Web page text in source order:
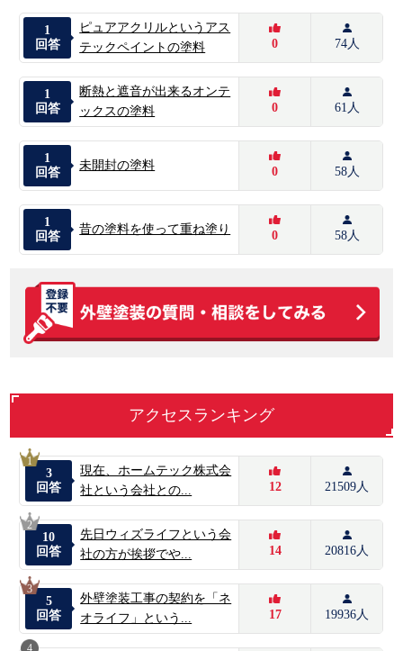
1
回答
ピュアアクリルというアス
テックペイントの塗料
0 74人
1
回答
断熱と遮音が出来るオンテ
ックスの塗料
0 61人
1
回答
未開封の塗料 0 58人
1
回答
昔の塗料を使って重ね塗り 0 58人
アクセスランキング
1
3
回答
現在、ホームテック株式会
社という会社との...
12 21509人
2
10
回答
先日ウィズライフという会
社の方が挨拶でや...
14 20816人
3
5
回答
外壁塗装工事の契約を「ネ
オライフ」という...
17 19936人
4